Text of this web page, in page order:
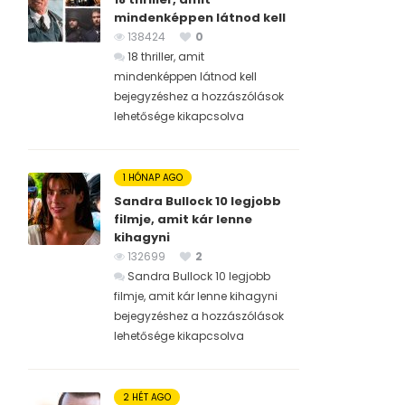
mindenképpen látnod kell
138424
0
18 thriller, amit
mindenképpen látnod kell
bejegyzéshez a hozzászólások
lehetősége kikapcsolva
1 HÓNAP AGO
Sandra Bullock 10 legjobb
filmje, amit kár lenne
kihagyni
132699
2
Sandra Bullock 10 legjobb
filmje, amit kár lenne kihagyni
bejegyzéshez a hozzászólások
lehetősége kikapcsolva
2 HÉT AGO